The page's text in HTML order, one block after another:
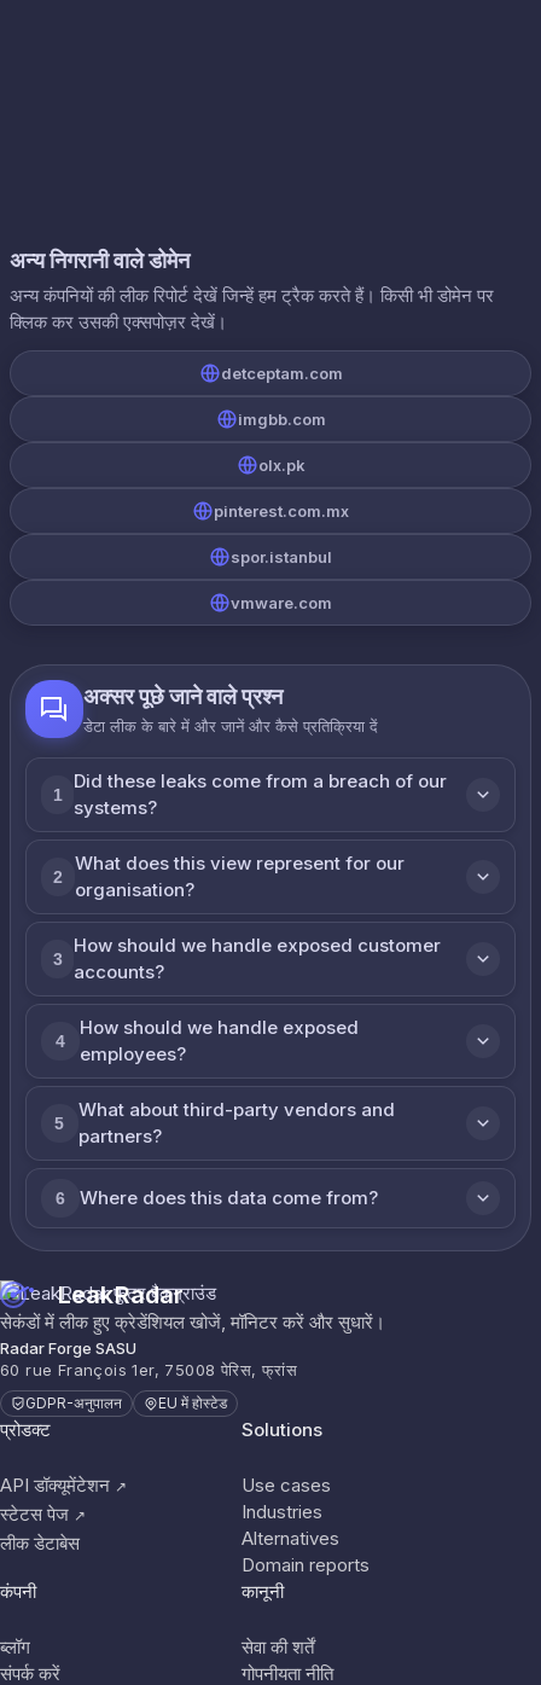
अन्य निगरानी वाले डोमेन
अन्य कंपनियों की लीक रिपोर्ट देखें जिन्हें हम ट्रैक करते हैं। किसी भी डोमेन पर
क्लिक कर उसकी एक्सपोज़र देखें।
detceptam.com
imgbb.com
olx.pk
pinterest.com.mx
spor.istanbul
vmware.com
अक्सर पूछे जाने वाले प्रश्न
डेटा लीक के बारे में और जानें और कैसे प्रतिक्रिया दें
1
Did these leaks come from a breach of our
systems?
2
What does this view represent for our
organisation?
3
How should we handle exposed customer
accounts?
4
How should we handle exposed
employees?
5
What about third-party vendors and
partners?
6 Where does this data come from?
LeakRadar
सेकंडों में लीक हुए क्रेडेंशियल खोजें, मॉनिटर करें और सुधारें।
Radar Forge SASU
60 rue François 1er, 75008 पेरिस, फ्रांस
GDPR-अनुपालन EU में होस्टेड
प्रोडक्ट
API डॉक्यूमेंटेशन ↗
स्टेटस पेज ↗
लीक डेटाबेस
Solutions
Use cases
Industries
Alternatives
Domain reports
कंपनी
ब्लॉग
संपर्क करें
कानूनी
सेवा की शर्तें
गोपनीयता नीति